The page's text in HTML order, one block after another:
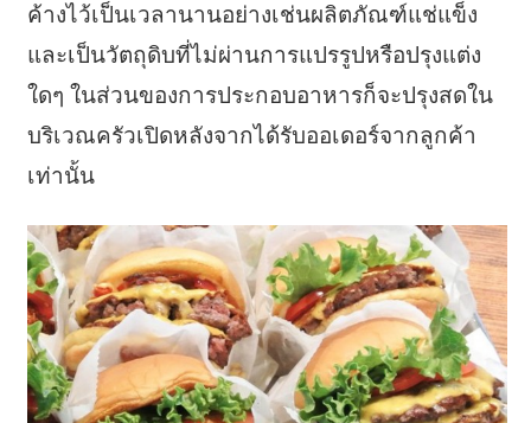
ค้างไว้เป็นเวลานานอย่างเช่นผลิตภัณฑ์แช่แข็ง
และเป็นวัตถุดิบที่ไม่ผ่านการแปรรูปหรือปรุงแต่ง
ใดๆ ในส่วนของการประกอบอาหารก็จะปรุงสดใน
บริเวณครัวเปิดหลังจากได้รับออเดอร์จากลูกค้า
เท่านั้น